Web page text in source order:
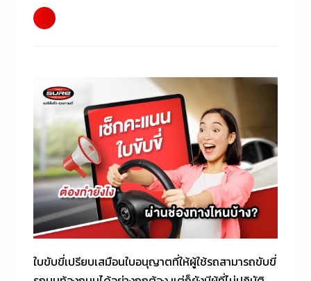
ใบขับขี่เปรียบเสมือนใบอนุญาตที่ให้ผู้ใช้รถสามารถขับขี่